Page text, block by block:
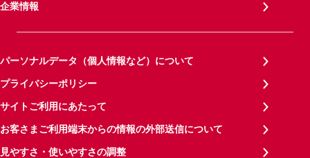
企業情報
パーソナルデータ（個人情報など）について
プライバシーポリシー
サイトご利用にあたって
お客さまご利用端末からの情報の外部送信について
見やすさ・使いやすさの調整